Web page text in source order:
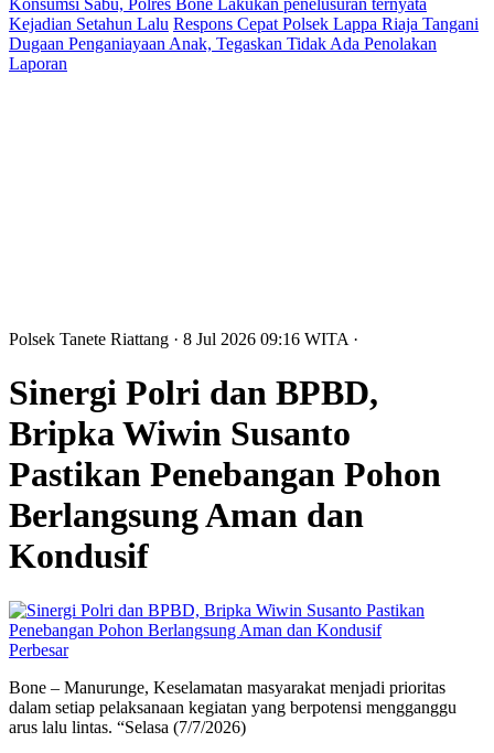
Konsumsi Sabu, Polres Bone Lakukan penelusuran ternyata
Kejadian Setahun Lalu Respons Cepat Polsek Lappa Riaja Tangani
Dugaan Penganiayaan Anak, Tegaskan Tidak Ada Penolakan
Laporan
Polsek Tanete Riattang · 8 Jul 2026 09:16 WITA ·
Sinergi Polri dan BPBD,
Bripka Wiwin Susanto
Pastikan Penebangan Pohon
Berlangsung Aman dan
Kondusif
Perbesar
Bone – Manurunge, Keselamatan masyarakat menjadi prioritas
dalam setiap pelaksanaan kegiatan yang berpotensi mengganggu
arus lalu lintas. “Selasa (7/7/2026)